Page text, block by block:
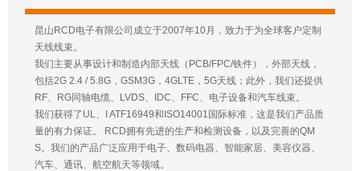
昆山RCD电子有限公司成立于2007年10月，致力于为全球客户定制
天线线束。
我们主要从事设计和制造内部天线（PCB/FPC/铁件），外部天线，
包括2G 2.4 / 5.8G，GSM3G，4GLTE，5G天线；此外，我们还提供
RF、RG同轴电缆、LVDS、IDC、FFC、电子设备和汽车线束。
我们获得了UL、I ATF16949和ISO14001国际标准，这是我们产品质
量的有力保证。 RCD拥有先进的生产和检测设备，以及完善的QM
S。我们的产品广泛应用于电子、数码电器、智能家居、美容仪器、
汽车、通讯、航空航天等领域。